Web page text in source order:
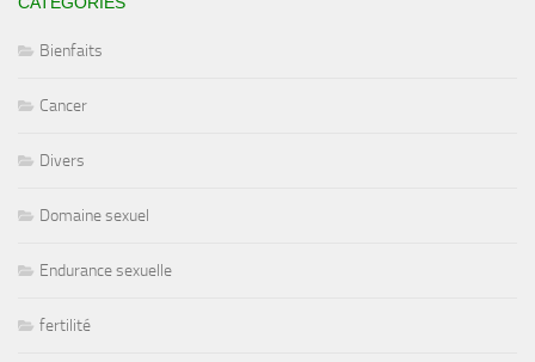
Bienfaits
Cancer
Divers
Domaine sexuel
Endurance sexuelle
fertilité